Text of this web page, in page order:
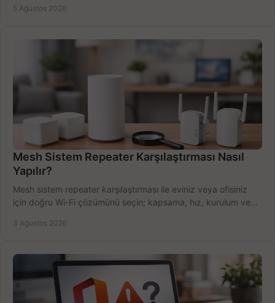
5 Ağustos 2026
Mesh Sistem Repeater Karşılaştırması Nasıl
Yapılır?
Mesh sistem repeater karşılaştırması ile eviniz veya ofisiniz
için doğru Wi-Fi çözümünü seçin; kapsama, hız, kurulum ve
3 Ağustos 2026